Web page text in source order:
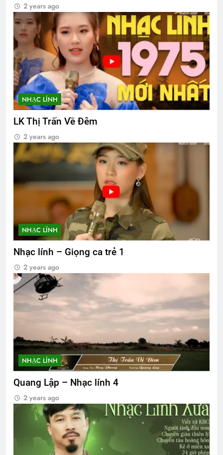
2 years ago
NHẠC LÍNH
LK Thị Trấn Về Đêm
2 years ago
NHẠC LÍNH
Nhạc lính – Giọng ca trẻ 1
2 years ago
NHẠC LÍNH
Quang Lập – Nhạc lính 4
2 years ago